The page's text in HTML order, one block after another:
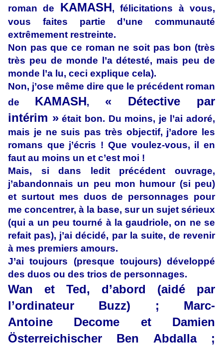
roman de KAMASH, félicitations à vous,
vous faites partie d’une communauté
extrêmement restreinte.
Non pas que ce roman ne soit pas bon (très
très peu de monde l’a détesté, mais peu de
monde l’a lu, ceci explique cela).
Non, j’ose même dire que le précédent roman
de KAMASH, « Détective par
intérim »était bon. Du moins, je l’ai adoré,
mais je ne suis pas très objectif, j’adore les
romans que j’écris ! Que voulez-vous, il en
faut au moins un et c’est moi !
Mais, si dans ledit précédent ouvrage,
j’abandonnais un peu mon humour (si peu)
et surtout mes duos de personnages pour
me concentrer, à la base, sur un sujet sérieux
(qui a un peu tourné à la gaudriole, on ne se
refait pas), j’ai décidé, par la suite, de revenir
à mes premiers amours.
J’ai toujours (presque toujours) développé
des duos ou des trios de personnages.
Wan et Ted, d’abord (aidé par
l’ordinateur Buzz) ; Marc-
Antoine Decome et Damien
Österreichischer Ben Abdalla ;